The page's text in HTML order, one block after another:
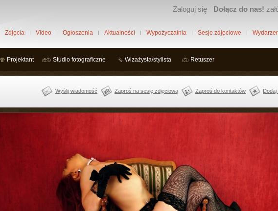
Zaloguj się Dołącz do nas!
Zdjęcia Video Ogłoszenia Aktualności Wypożyczalnia Sesje zdjęciowe
Projektant Studio fotograficzne Wizażysta/stylista Retuszer
Wyślij wiadomość Zaproś na sesję zdjęciową Zaproś do kontaktów